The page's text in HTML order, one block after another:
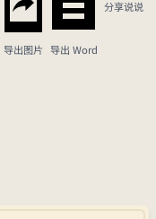
导出图片 导出 Word
分享说说